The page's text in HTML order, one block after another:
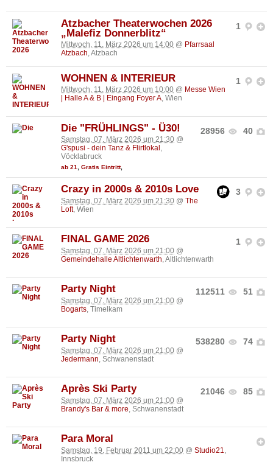
1
Atzbacher Theaterwochen 2026
„Malefiz Donnerblitz“
Mittwoch, 11. März 2026 um 14:00 @ Pfarrsaal
Atzbach, Atzbach
1
WOHNEN & INTERIEUR
Mittwoch, 11. März 2026 um 10:00 @ Messe Wien
| Halle A & B | Eingang Foyer A, Wien
28956 40
Die "FRÜHLINGS" - Ü30!
Samstag, 07. März 2026 um 21:30 @
G'spusi - dein Tanz & Flirtlokal ,
Vöcklabruck
ab 21, Gratis Eintritt,
3
Crazy in 2000s & 2010s Love
Samstag, 07. März 2026 um 21:30 @ The
Loft, Wien
1
FINAL GAME 2026
Samstag, 07. März 2026 um 21:00 @
Gemeindehalle Altlichtenwarth , Altlichtenwarth
112511 51
Party Night
Samstag, 07. März 2026 um 21:00 @
Bogarts , Timelkam
538280 74
Party Night
Samstag, 07. März 2026 um 21:00 @
Jedermann , Schwanenstadt
21046 85
Après Ski Party
Samstag, 07. März 2026 um 21:00 @
Brandy's Bar & more , Schwanenstadt
Para Moral
Samstag, 19. Februar 2011 um 22:00 @ Studio21
Innsbruck